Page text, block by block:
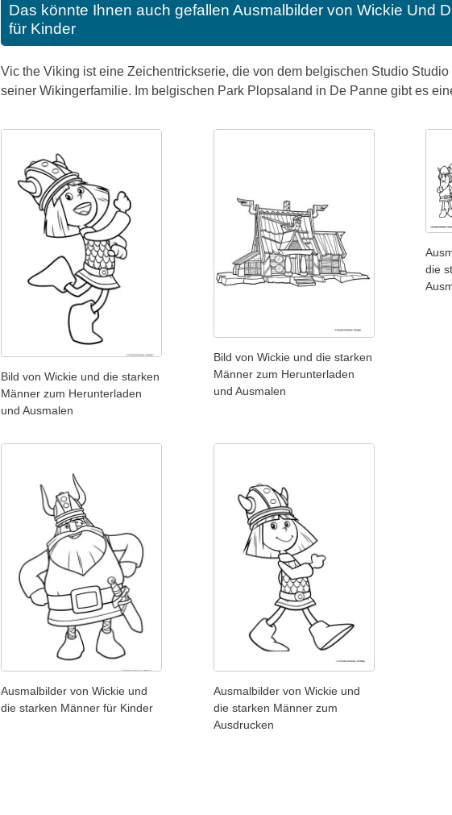
Das könnte Ihnen auch gefallen Ausmalbilder von Wickie Und
für Kinder
Vic the Viking ist eine Zeichentrickserie, die von dem belgischen Studio
seiner Wikingerfamilie. Im belgischen Park Plopsaland in De Panne gibt es
Bild von Wickie und die starken
Männer zum Herunterladen
und Ausmalen
Bild von Wickie und die starken
Männer zum Herunterladen
und Ausmalen
die
Ausmalbilder von Wickie und
die starken Männer für Kinder
Ausmalbilder von Wickie und
die starken Männer zum
Ausdrucken